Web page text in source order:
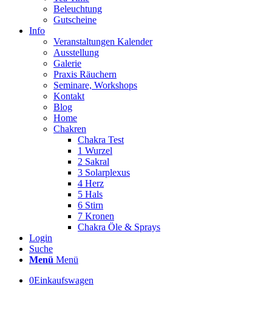
Beleuchtung
Gutscheine
Info
Veranstaltungen Kalender
Ausstellung
Galerie
Praxis Räuchern
Seminare, Workshops
Kontakt
Blog
Home
Chakren
Chakra Test
1 Wurzel
2 Sakral
3 Solarplexus
4 Herz
5 Hals
6 Stirn
7 Kronen
Chakra Öle & Sprays
Login
Suche
Menü Menü
0Einkaufswagen